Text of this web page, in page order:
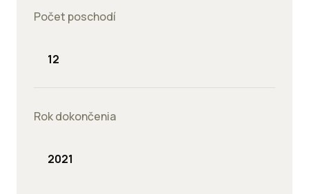
Počet poschodí
12
Rok dokončenia
2021